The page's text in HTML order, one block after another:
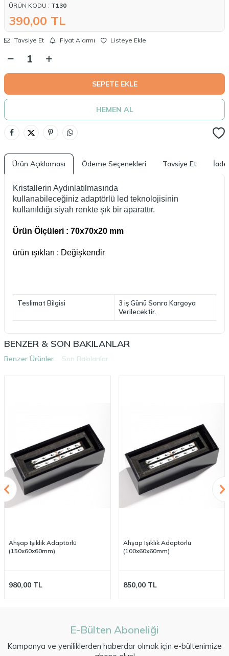
ÜRÜN KODU : T130
390,00 TL
Tavsiye Et Fiyat Alarmı Listeye Ekle
SEPETE EKLE
HEMEN AL
Ürün Açıklaması Ödeme Seçenekleri Tavsiye Et İade
Kristallerin Aydınlatılmasında
kullanabileceğiniz adaptörlü led teknolojisinin
kullanıldığı siyah renkte şık bir aparattır.
Ürün Ölçüleri : 70x70x20 mm
ürün ışıkları : Değişkendir
Teslimat Bilgisi
3 iş Günü Sonra Kargoya
Verilecektir.
BENZER & SON BAKILANLAR
Benzer Ürünler Son Bakılanlar
Ahşap Işıklık Adaptörlü
(150x60x60mm)
980,00 TL
Ahşap Işıklık Adaptörlü
(100x60x60mm)
850,00TL
E-Bülten Aboneliği
Kampanya ve yeniliklerden haberdar olmak için e-bültenimize